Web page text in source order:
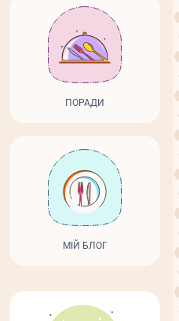
ПОРАДИ
МІЙ БЛОГ